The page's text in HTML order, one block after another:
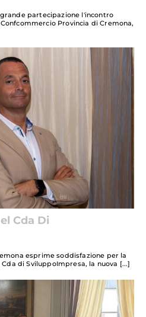
partecipazione l'incontro
Provincia di Cremona,
Cda Di
esprime soddisfazione per la
di SviluppoImpresa, la nuova